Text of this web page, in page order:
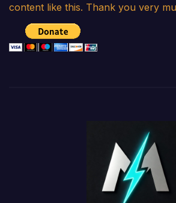
content like this. Thank you very